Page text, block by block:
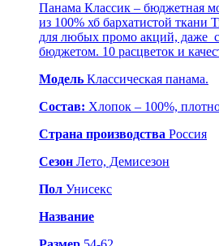
Панама Классик – бюджетная
из 100% хб бархатистой ткани
для любых промо акций, даже
бюджетом. 10 расцветок и
Модель Классическая панама.
Состав: Хлопок – 100%,
Страна производства Россия
Сезон Лето, Демисезон
Пол Унисекс
Название